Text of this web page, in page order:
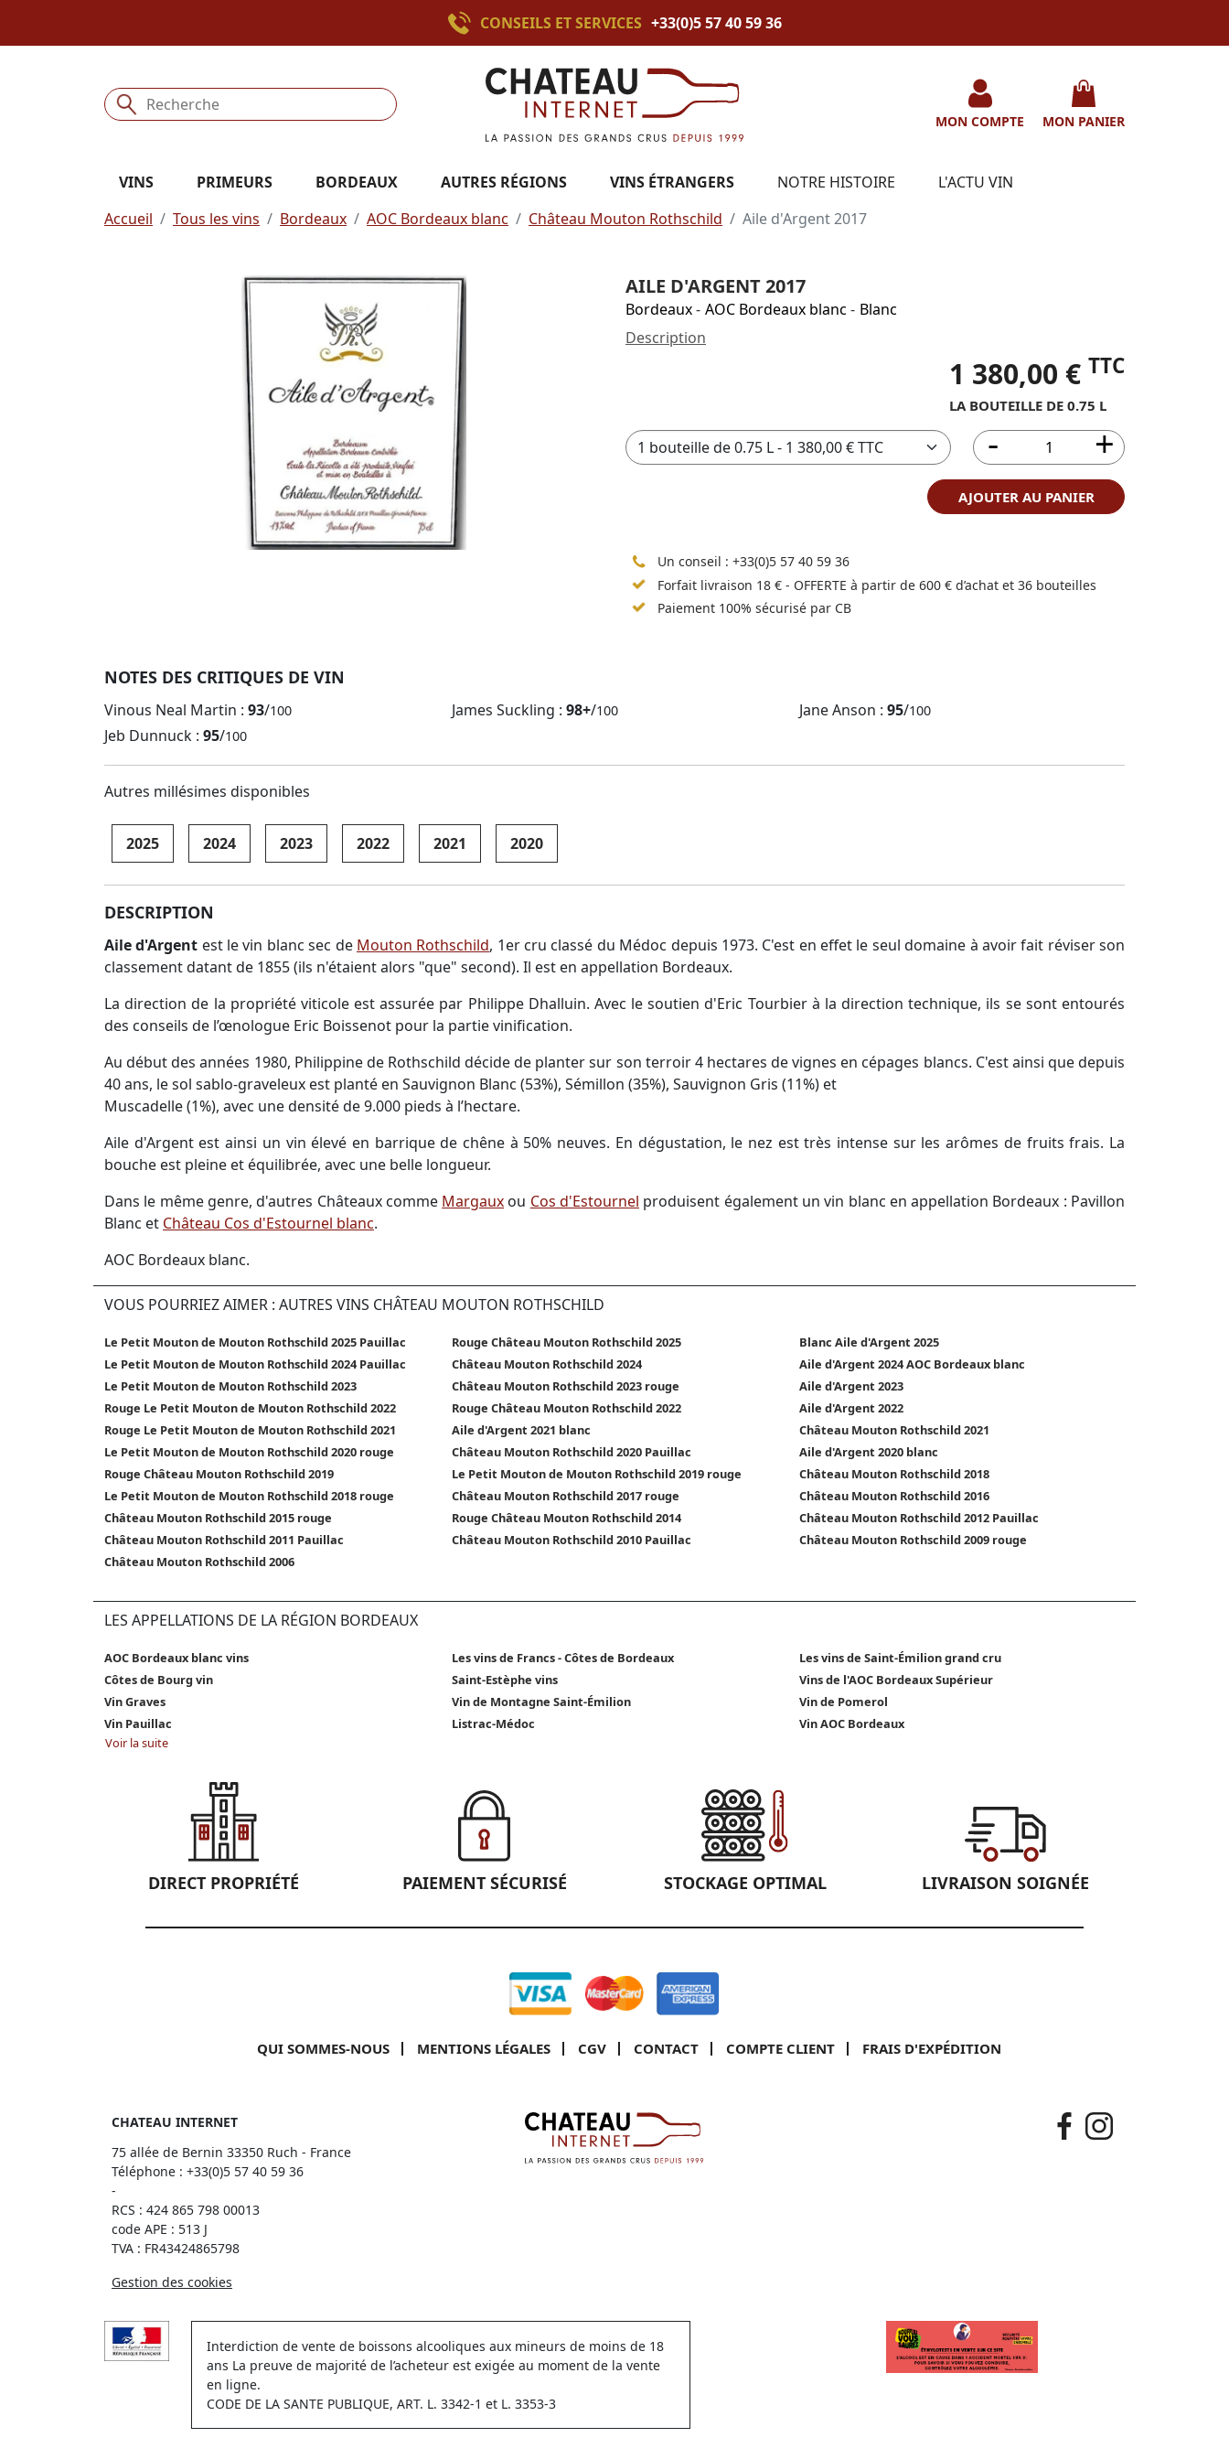
CONSEILS ET SERVICES +33(0)5 57 40 59 36
MON COMPTE MON PANIER
VINS PRIMEURS BORDEAUX AUTRES RÉGIONS VINS ÉTRANGERS NOTRE HISTOIRE
L'ACTU VIN
Accueil
Tous les vins Bordeaux AOC Bordeaux blanc Château Mouton Rothschild Aile d'Argent 2017
AILE D'ARGENT 2017
Bordeaux- AOC Bordeaux blanc - Blanc
Description
1 380,00 € TTC
LA BOUTEILLE DE 0.75 L
AJOUTER AU PANIER
Un conseil : +33(0)5 57 40 59 36
Forfait livraison 18 € - OFFERTE à partir de 600 € d’achat et 36 bouteilles
Paiement 100% sécurisé par CB
NOTES DES CRITIQUES DE VIN
Vinous Neal Martin : 93/100 James Suckling : 98+/100 Jane Anson : 95/100
Jeb Dunnuck : 95/100
Autres millésimes disponibles
2025 2024 2023 2022 2021 2020
DESCRIPTION
Aile d'Argent est le vin blanc sec de Mouton Rothschild, 1er cru classé du Médoc depuis 1973. C'est en effet le seul domaine à avoir fait réviser son
classement datant de 1855 (ils n'étaient alors "que" second). Il est en appellation Bordeaux.
La direction de la propriété viticole est assurée par Philippe Dhalluin. Avec le soutien d'Eric Tourbier à la direction technique, ils se sont entourés
des conseils de l’œnologue Eric Boissenot pour la partie vinification.
Au début des années 1980, Philippine de Rothschild décide de planter sur son terroir 4 hectares de vignes en cépages blancs. C'est ainsi que depuis
40 ans, le sol sablo-graveleux est planté en Sauvignon Blanc (53%), Sémillon (35%), Sauvignon Gris (11%) et
Muscadelle (1%), avec une densité de 9.000 pieds à l’hectare.
Aile d'Argent est ainsi un vin élevé en barrique de chêne à 50% neuves. En dégustation, le nez est très intense sur les arômes de fruits frais. La
bouche est pleine et équilibrée, avec une belle longueur.
Dans le même genre, d'autres Châteaux comme Margaux ou Cos d'Estournel produisent également un vin blanc en appellation Bordeaux : Pavillon
Blanc et Château Cos d'Estournel blanc.
AOC Bordeaux blanc.
VOUS POURRIEZ AIMER : AUTRES VINS CHÂTEAU MOUTON ROTHSCHILD
Le Petit Mouton de Mouton Rothschild 2025 Pauillac Rouge Château Mouton Rothschild 2025
Blanc Aile d'Argent 2025
Le Petit Mouton de Mouton Rothschild 2024 Pauillac
Château Mouton Rothschild 2024
Aile d'Argent 2024 AOC Bordeaux blanc
Le Petit Mouton de Mouton Rothschild 2023
Château Mouton Rothschild 2023 rouge
Aile d'Argent 2023
Rouge Le Petit Mouton de Mouton Rothschild 2022
Rouge Château Mouton Rothschild 2022
Aile d'Argent 2022
Rouge Le Petit Mouton de Mouton Rothschild 2021
Aile d'Argent 2021 blanc
Château Mouton Rothschild 2021
Le Petit Mouton de Mouton Rothschild 2020 rouge
Château Mouton Rothschild 2020 Pauillac
Aile d'Argent 2020 blanc
Rouge Château Mouton Rothschild 2019
Le Petit Mouton de Mouton Rothschild 2019 rouge
Château Mouton Rothschild 2018
Le Petit Mouton de Mouton Rothschild 2018 rouge
Château Mouton Rothschild 2017 rouge
Château Mouton Rothschild 2016
Château Mouton Rothschild 2015 rouge
Rouge Château Mouton Rothschild 2014
Château Mouton Rothschild 2012 Pauillac
Château Mouton Rothschild 2011 Pauillac
Château Mouton Rothschild 2010 Pauillac
Château Mouton Rothschild 2009 rouge
Château Mouton Rothschild 2006
LES APPELLATIONS DE LA RÉGION BORDEAUX
AOC Bordeaux blanc vins Les vins de Francs - Côtes de Bordeaux
Les vins de Saint-Émilion grand cru
Côtes de Bourg vin
Saint-Estèphe vins
Vins de l'AOC Bordeaux Supérieur
Vin Graves
Vin de Montagne Saint-Émilion
Vin de Pomerol
Vin Pauillac
Listrac-Médoc
Vin AOC Bordeaux
Voir la suite
DIRECT PROPRIÉTÉ PAIEMENT SÉCURISÉ STOCKAGE OPTIMAL LIVRAISON SOIGNÉE
QUI SOMMES-NOUS MENTIONS LÉGALES CGV CONTACT COMPTE CLIENT FRAIS D'EXPÉDITION
CHATEAU INTERNET
75 allée de Bernin 33350 Ruch - France
Téléphone : +33(0)5 57 40 59 36
-
RCS : 424 865 798 00013
code APE : 513 J
TVA : FR43424865798
Gestion des cookies
Interdiction de vente de boissons alcooliques aux mineurs de moins de 18
ans La preuve de majorité de l’acheteur est exigée au moment de la vente
en ligne.
CODE DE LA SANTE PUBLIQUE, ART. L. 3342-1 et L. 3353-3